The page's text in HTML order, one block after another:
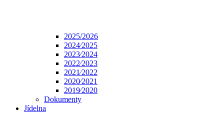
2025/2026
2024⁄2025
2023⁄2024
2022⁄2023
2021⁄2022
2020⁄2021
2019⁄2020
Dokumenty
Jídelna